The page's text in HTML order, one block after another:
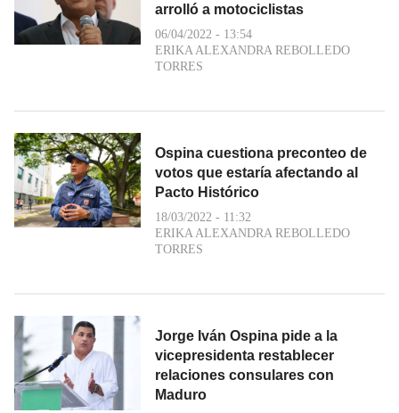
arrolló a motociclistas
06/04/2022 - 13:54
ERIKA ALEXANDRA REBOLLEDO
TORRES
Ospina cuestiona preconteo de
votos que estaría afectando al
Pacto Histórico
18/03/2022 - 11:32
ERIKA ALEXANDRA REBOLLEDO
TORRES
Jorge Iván Ospina pide a la
vicepresidenta restablecer
relaciones consulares con
Maduro